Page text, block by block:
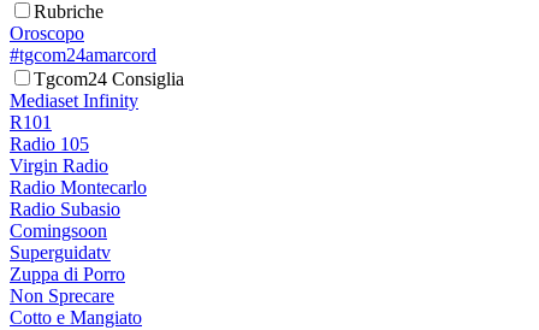
Rubriche
Oroscopo
#tgcom24amarcord
Tgcom24 Consiglia
Mediaset Infinity
R101
Radio 105
Virgin Radio
Radio Montecarlo
Radio Subasio
Comingsoon
Superguidatv
Zuppa di Porro
Non Sprecare
Cotto e Mangiato